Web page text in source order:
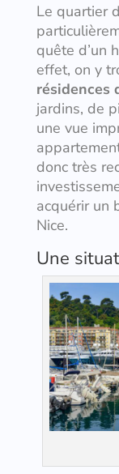
Le quartier
quête d’un
effet, on y
résidences
jardins, de
une vue
donc très
acquérir un
Nice.
Une